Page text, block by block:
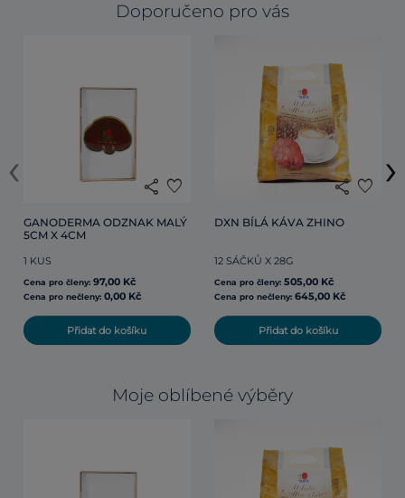
Doporučeno pro vás
share favorite
GANODERMA ODZNAK MALÝ
5CM X 4CM
1 KUS
Cena pro členy: 97,00 Kč
Cena pro nečleny: 0,00 Kč
Přidat do košíku
share favorite
DXN BÍLÁ KÁVA ZHINO
12 SÁČKŮ X 28G
Cena pro členy:505,00 Kč
Cena pro nečleny:645,00 Kč
Přidat do košíku
‹ ›
Moje oblíbené výběry